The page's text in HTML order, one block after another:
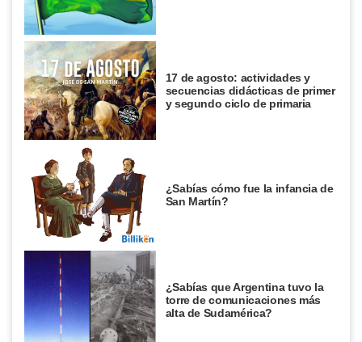
17 de agosto: actividades y
secuencias didácticas de primer
y segundo ciclo de primaria
¿Sabías cómo fue la infancia de
San Martín?
¿Sabías que Argentina tuvo la
torre de comunicaciones más
alta de Sudamérica?